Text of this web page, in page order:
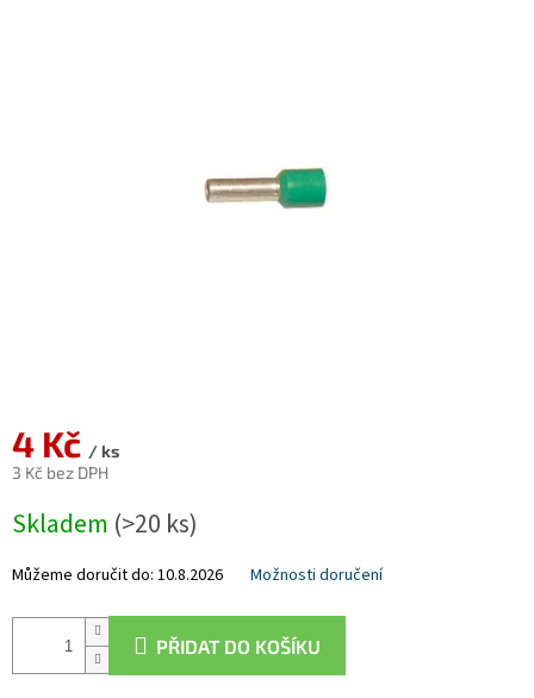
4 Kč / ks
3 Kč bez DPH
cena:
Skladem (>20 ks)
Můžeme doručit do: 10.8.2026 Možnosti doručení
PŘIDAT DO KOŠÍKU